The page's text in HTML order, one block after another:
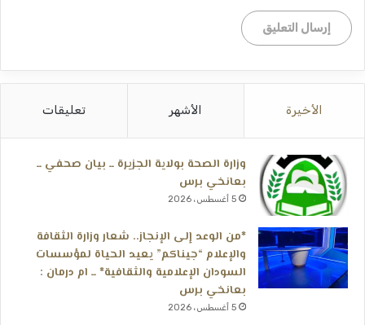
الأخيرة الأشهر تعليقات
وزارة الصحة بولاية الجزيرة ــ بيان صحفي ــ
بعانخي برس
5 أغسطس، 2026
*من الوعد إلى الإنجاز.. شعار وزارة الثقافة
والإعلام “جيناكم” يعيد الحياة لمؤسسات
السودان الإعلامية والثقافية* ــ ام درمان :
بعانخي برس
5 أغسطس، 2026